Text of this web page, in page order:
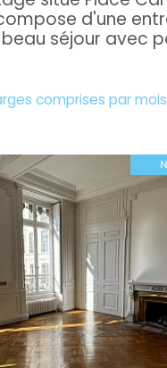
comprises par mois
d'une
séjour avec